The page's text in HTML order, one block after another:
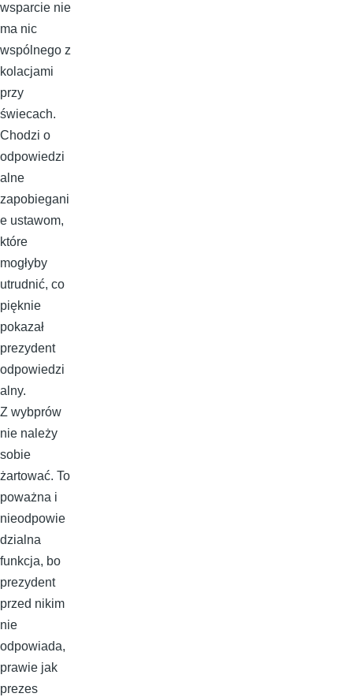
wsparcie nie
ma nic
wspólnego z
kolacjami
przy
świecach.
Chodzi o
odpowiedzi
alne
zapobiegani
e ustawom,
które
mogłyby
utrudnić, co
pięknie
pokazał
prezydent
odpowiedzi
alny.
Z wybprów
nie należy
sobie
żartować. To
poważna i
nieodpowie
dzialna
funkcja, bo
prezydent
przed nikim
nie
odpowiada,
prawie jak
prezes